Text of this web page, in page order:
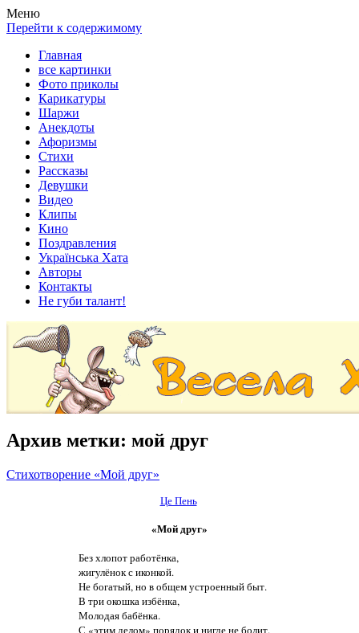
Весела хата — прикольные картинки, смешные истории,
клипы!
Покажем всем ваши фото приколы, карикатуры, шаржи, стихи,
рассказы, видео и песни!
Меню
Перейти к содержимому
Главная
все картинки
Фото приколы
Карикатуры
Шаржи
Анекдоты
Афоризмы
Стихи
Рассказы
Девушки
Видео
Клипы
Кино
Поздравления
Українська Хата
Авторы
Контакты
Не губи талант!
Архив метки: мой друг
Стихотворение «Мой друг»
Це Пень
«Мой друг»
Без хлопот работёнка,
жигулёнок с иконкой.
Не богатый, но в общем устроенный быт.
В три окошка избёнка,
Молодая бабёнка.
С «этим делом» порядок и нигде не болит.